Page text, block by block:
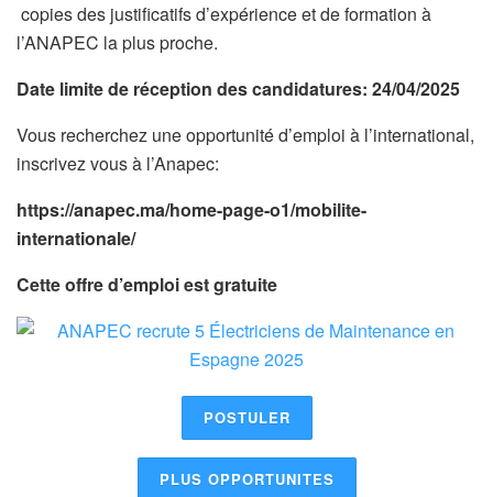
copies des justificatifs d’expérience et de formation à
l’ANAPEC la plus proche.
Date limite de réception des candidatures: 24/04/2025
Vous recherchez une opportunité d’emploi à l’international,
inscrivez vous à l’Anapec:
https://anapec.ma/home-page-o1/mobilite-
internationale/
Cette offre d’emploi est gratuite
POSTULER
PLUS OPPORTUNITES